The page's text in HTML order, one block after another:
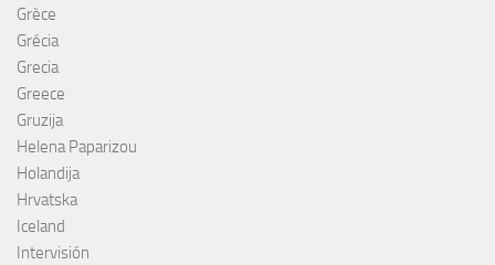
Grèce
Grécia
Grecia
Greece
Gruzija
Helena Paparizou
Holandija
Hrvatska
Iceland
Intervisión